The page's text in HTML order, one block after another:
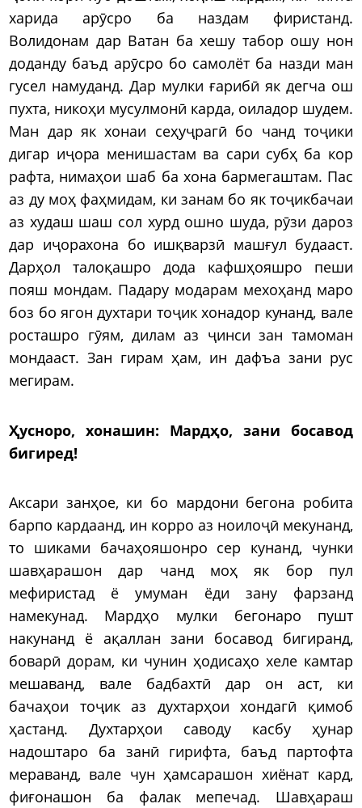
харида арӯсро ба наздам фиристанд.
Волидонам дар Ватан ба хешу табор ошу нон
доданду баъд арӯсро бо самолёт ба назди ман
гусел намуданд. Дар мулки ғарибӣ як дегча ош
пухта, никоҳи мусулмонӣ карда, оиладор шудем.
Ман дар як хонаи сеҳуҷрагӣ бо чанд тоҷики
дигар иҷора менишастам ва сари субҳ ба кор
рафта, нимаҳои шаб ба хона бармегаштам. Пас
аз ду моҳ фаҳмидам, ки занам бо як тоҷикбачаи
аз худаш шаш сол хурд ошно шуда, рӯзи дароз
дар иҷорахона бо ишқварзӣ машғул будааст.
Дарҳол талоқашро дода кафшҳояшро пеши
пояш мондам. Падару модарам мехоҳанд маро
боз бо ягон духтари тоҷик хонадор кунанд, вале
росташро гӯям, дилам аз ҷинси зан тамоман
мондааст. Зан гирам ҳам, ин дафъа зани рус
мегирам.
Ҳусноро, хонашин: Мардҳо, зани босавод
бигиред!
Аксари занҳое, ки бо мардони бегона робита
барпо кардаанд, ин корро аз ноилоҷӣ мекунанд,
то шиками бачаҳояшонро сер кунанд, чунки
шавҳарашон дар чанд моҳ як бор пул
мефиристад ё умуман ёди зану фарзанд
намекунад. Мардҳо мулки бегонаро пушт
накунанд ё ақаллан зани босавод бигиранд,
боварӣ дорам, ки чунин ҳодисаҳо хеле камтар
мешаванд, вале бадбахтӣ дар он аст, ки
бачаҳои тоҷик аз духтарҳои хондагӣ қимоб
ҳастанд. Духтарҳои саводу касбу ҳунар
надоштаро ба занӣ гирифта, баъд партофта
мераванд, вале чун ҳамсарашон хиёнат кард,
фиғонашон ба фалак мепечад. Шавҳараш